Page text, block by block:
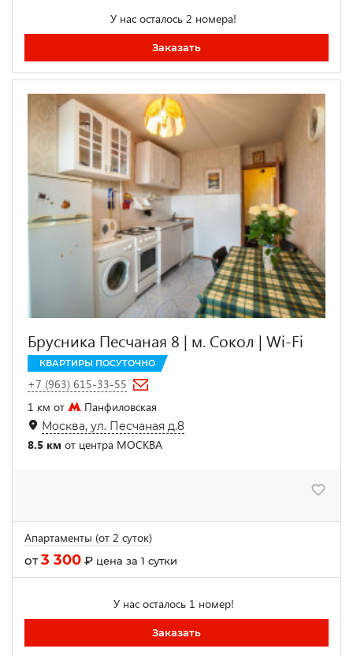
У нас осталось 2 номера!
Заказать
Брусника Песчаная 8 | м. Сокол | Wi-Fi
КВАРТИРЫ ПОСУТОЧНО
+7 (963) 615-33-55
1 км от
Панфиловская
Москва, ул. Песчаная д.8
8.5 км от центра МОСКВА
Апартаменты (от 2 суток)
от3 300 ₽ цена за 1 сутки
У нас осталось 1 номер!
Заказать